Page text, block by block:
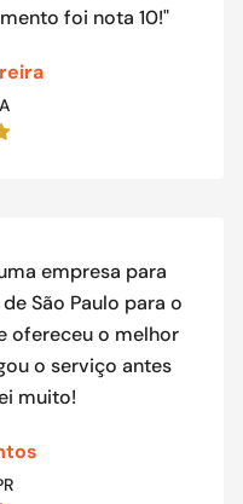
foi nota 10!"
empresa para
São Paulo para o
ofereceu o melhor
o serviço antes
muito!